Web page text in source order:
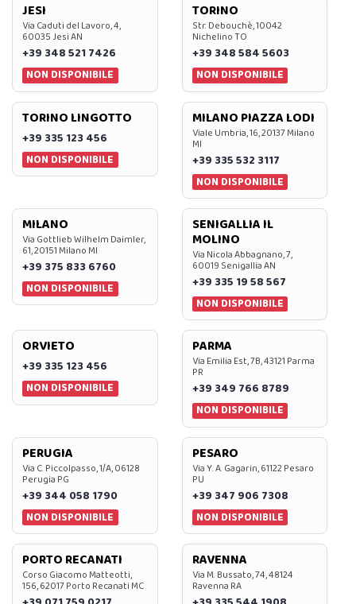
JESI
Via Caduti del Lavoro, 4,
60035 Jesi AN
+39 348 521 7426
NON DISPONIBILE
TORINO
Str. Debouchè, 10042
Nichelino TO
+39 348 584 5603
NON DISPONIBILE
TORINO LINGOTTO
+39 335 123 456
NON DISPONIBILE
MILANO PIAZZA LODI
Viale Umbria, 16, 20137 Milano
MI
+39 335 532 3117
NON DISPONIBILE
MILANO
Via Gottlieb Wilhelm Daimler,
61, 20151 Milano MI
+39 375 833 6760
NON DISPONIBILE
SENIGALLIA IL
MOLINO
Via Nicola Abbagnano, 7,
60019 Senigallia AN
+39 335 19 58 567
NON DISPONIBILE
ORVIETO
+39 335 123 456
NON DISPONIBILE
PARMA
Via Emilia Est, 7B, 43121 Parma
PR
+39 349 766 8789
NON DISPONIBILE
PERUGIA
Via C. Piccolpasso, 1/A, 06128
Perugia PG
+39 344 058 1790
NON DISPONIBILE
PESARO
Via Y. A. Gagarin, 61122 Pesaro
PU
+39 347 906 7308
NON DISPONIBILE
PORTO RECANATI
Corso Giacomo Matteotti,
156, 62017 Porto Recanati MC
RAVENNA
Via M. Bussato, 74, 48124
Ravenna RA